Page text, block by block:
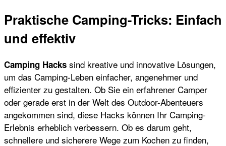
Praktische Camping-Tricks: Einfach
und effektiv
Camping Hacks sind kreative und innovative Lösungen,
um das Camping-Leben einfacher, angenehmer und
effizienter zu gestalten. Ob Sie ein erfahrener Camper
oder gerade erst in der Welt des Outdoor-Abenteuers
angekommen sind, diese Hacks können Ihr Camping-
Erlebnis erheblich verbessern. Ob es darum geht,
schnellere und sicherere Wege zum Kochen zu finden,